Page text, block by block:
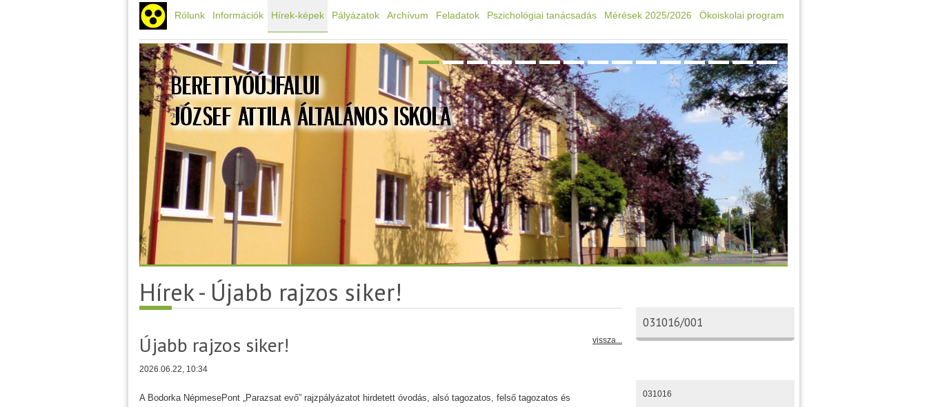
Rólunk Információk Hírek-képek Pályázatok Archívum Feladatok Pszichológiai tanácsadás Mérések 2025/2026 Ökoiskolai program
Hírek - Újabb rajzos siker!
Újabb rajzos siker! vissza...
2026.06.22, 10:34
A Bodorka NépmesePont „Parazsat evő” rajzpályázatot hirdetett óvodás, alsó tagozatos, felső tagozatos és
031016/001
031016